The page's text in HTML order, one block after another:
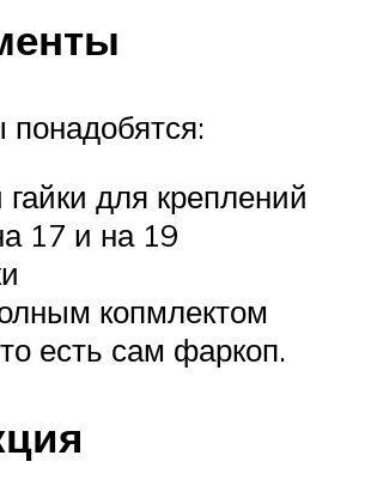
для креплений
17 и на 19
копмлектом
есть сам фаркоп.